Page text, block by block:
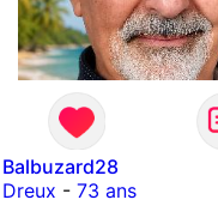
Balbuzard28
Dreux - 73 ans